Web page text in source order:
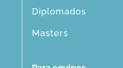
Diplomados
Masters